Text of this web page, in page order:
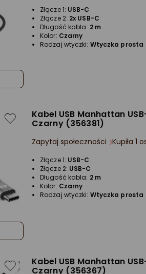
Złącze 1: USB-C
Złącze 2: 2x USB-C
Długość kabla: 2 m
Kolor: Czarny
Rodzaj wtyczki: Wtyczka prosta
Kabel USB Manhattan
Czarny (356381)
Zapytaj społeczności Kupiła 1
Złącze 1: USB-C
Złącze 2: USB-C
Długość kabla: 2 m
Kolor: Czarny
Rodzaj wtyczki: Wtyczka prosta
Kabel USB Manhattan
Czarny (356367)